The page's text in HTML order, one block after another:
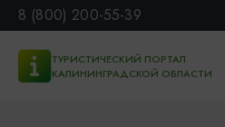
8 (800) 200-55-39
ТУРИСТИЧЕСКИЙ ПОРТАЛ
КАЛИНИНГРАДСКОЙ ОБЛАСТИ